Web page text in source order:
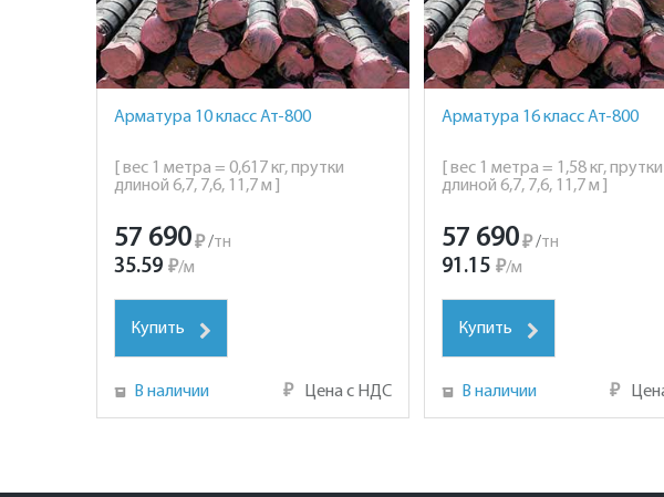
Арматура 10 класс Ат-800
[ вес 1 метра = 0,617 кг, прутки
длиной 6,7, 7,6, 11,7 м ]
57 690₽ /тн
35.59 ₽/м
Купить
В наличии ₽ Цена с НДС
Арматура 16 класс Ат-800
[ вес 1 метра = 1,58 кг, прутки
длиной 6,7, 7,6, 11,7 м ]
57 690 ₽ /тн
91.15 ₽/м
Купить
В наличии ₽